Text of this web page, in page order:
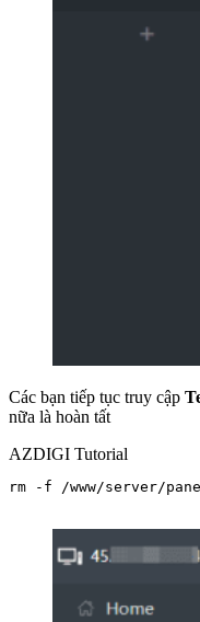
Các bạn tiếp tục truy cập
nữa là hoàn tất
AZDIGI Tutorial
rm -f /www/server/